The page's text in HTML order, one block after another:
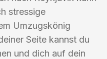
stressige
Umzugskönig
Seite kannst du
und dich auf dein